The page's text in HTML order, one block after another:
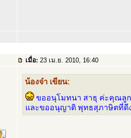
เมื่อ: 23 เม.ย. 2010, 16:40
น้องจ๋า เขียน:
ขออนุโมทนา สาธุ ค่ะคุณลู
และขออนุญาติ พุทธสุภาษิตที่ดี